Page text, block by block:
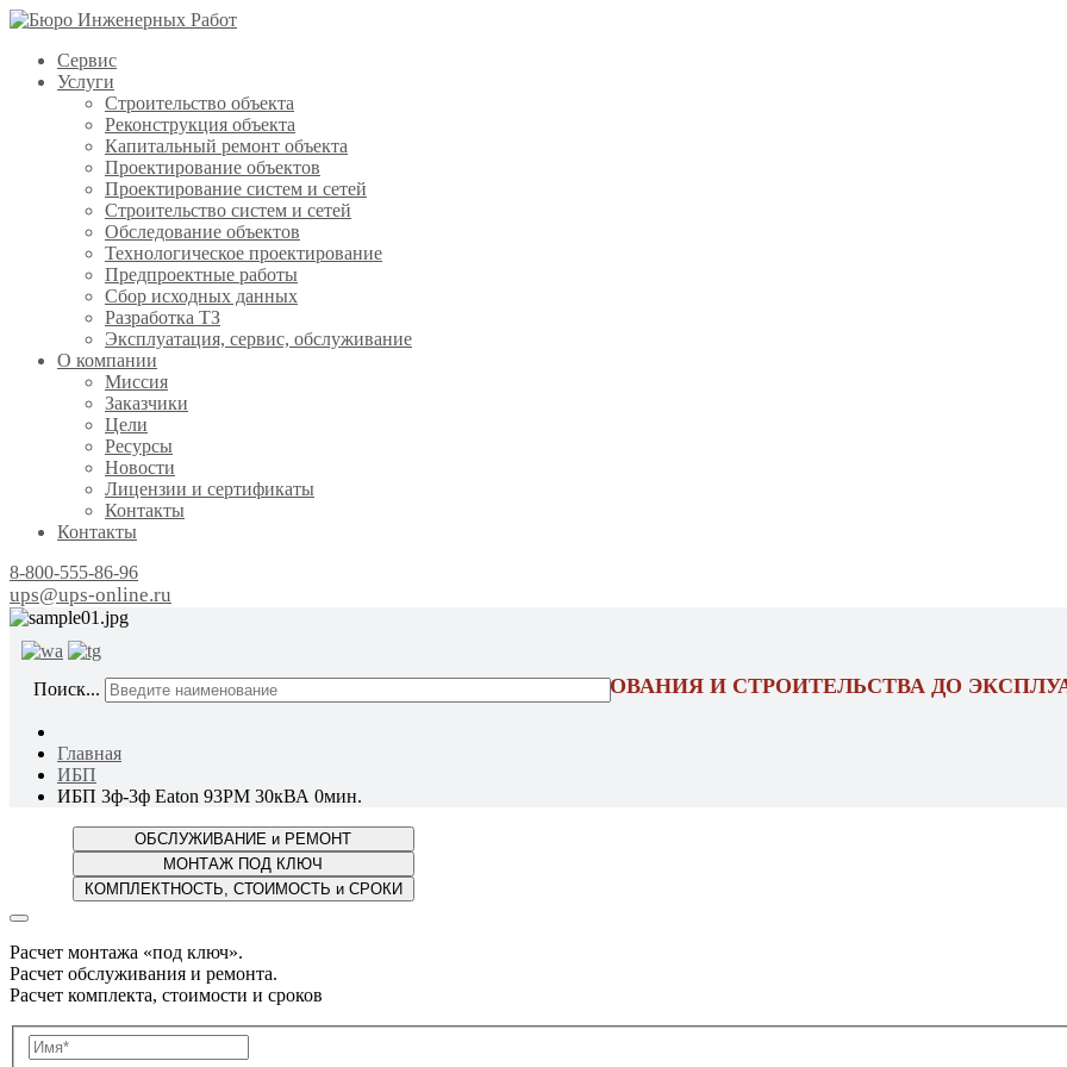
Сервис
Услуги
Строительство объекта
Реконструкция объекта
Капитальный ремонт объекта
Проектирование объектов
Проектирование систем и сетей
Строительство систем и сетей
Обследование объектов
Технологическое проектирование
Предпроектные работы
Сбор исходных данных
Разработка ТЗ
Эксплуатация, сервис, обслуживание
О компании
Миссия
Заказчики
Цели
Ресурсы
Новости
Лицензии и сертификаты
Контакты
Контакты
8-800-555-86-96
ups@ups-online.ru
ОТ ПРОЕКТИРОВАНИЯ И СТРОИТЕЛЬСТВА ДО
Поиск...
Главная
ИБП
ИБП 3ф-3ф Eaton 93PM 30кВА 0мин.
Расчет монтажа «под ключ».
Расчет обслуживания и ремонта.
Расчет комплекта, стоимости и сроков